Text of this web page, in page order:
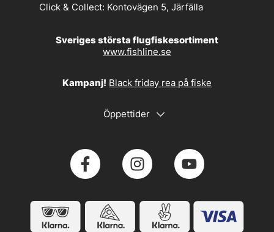
Click & Collect: Kontovägen 5, Järfälla
Sveriges största flugfiskesortiment
www.fishline.se
Kampanj! Black friday rea på fiske
Öppettider